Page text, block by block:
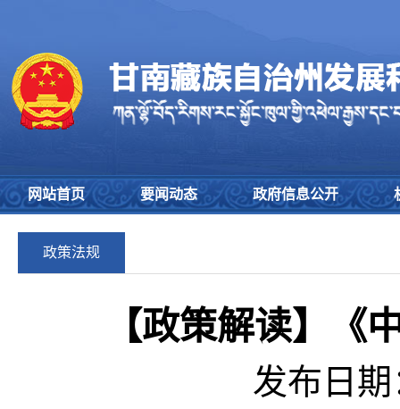
网站首页 要闻动态 政府信息公开
政策法规
【政策解读】《
发布日